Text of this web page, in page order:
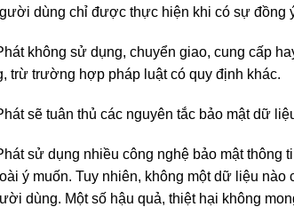
dùng chỉ được thực hiện khi có sự
không sử dụng, chuyển giao, cung cấp
trừ trường hợp pháp luật có quy định khác.
sẽ tuân thủ các nguyên tắc bảo mật dữ
sử dụng nhiều công nghệ bảo mật
ý muốn. Tuy nhiên, không một dữ liệu
dùng. Một số hậu quả, thiệt hại không